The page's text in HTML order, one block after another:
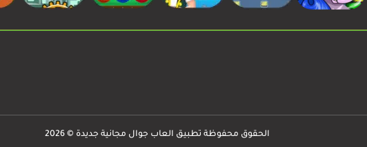
الحقوق محفوظة تطبيق العاب جوال مجانية جديدة © 2026